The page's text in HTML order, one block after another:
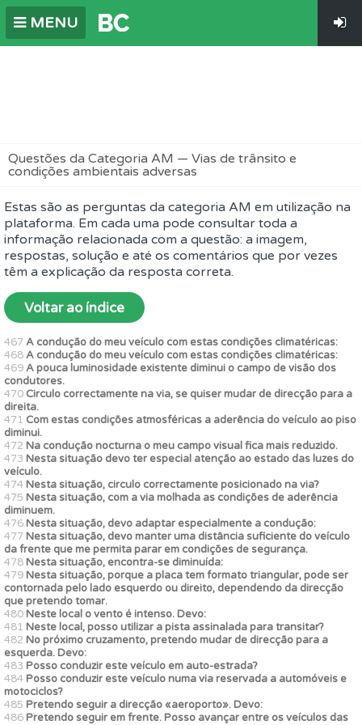
MENU
Questões da Categoria AM — Vias de trânsito e
condições ambientais adversas
Estas são as perguntas da categoria AM em utilização na
plataforma. Em cada uma pode consultar toda a
informação relacionada com a questão: a imagem,
respostas, solução e até os comentários que por vezes
têm a explicação da resposta correta.
Voltar ao índice
467 A condução do meu veículo com estas condições climatéricas:
468A condução do meu veículo com estas condições climatéricas:
469A pouca luminosidade existente diminui o campo de visão dos
condutores.
470 Circulo correctamente na via, se quiser mudar de direcção para a
direita.
471 Com estas condições atmosféricas a aderência do veículo ao piso
diminui.
472 Na condução nocturna o meu campo visual fica mais reduzido.
473 Nesta situação devo ter especial atenção ao estado das luzes do
veículo.
474Nesta situação, circulo correctamente posicionado na via?
475 Nesta situação, com a via molhada as condições de aderência
diminuem.
476Nesta situação, devo adaptar especialmente a condução:
477 Nesta situação, devo manter uma distância suficiente do veículo
da frente que me permita parar em condições de segurança.
478Nesta situação, encontra-se diminuída:
479Nesta situação, porque a placa tem formato triangular, pode ser
contornada pelo lado esquerdo ou direito, dependendo da direcção
que pretendo tomar.
480Neste local o vento é intenso. Devo:
481 Neste local, posso utilizar a pista assinalada para transitar?
482 No próximo cruzamento, pretendo mudar de direcção para a
esquerda. Devo:
483 Posso conduzir este veículo em auto-estrada?
484Posso conduzir este veículo numa via reservada a automóveis e
motociclos?
485 Pretendo seguir a direcção «aeroporto». Devo:
486Pretendo seguir em frente. Posso avançar entre os veículos das